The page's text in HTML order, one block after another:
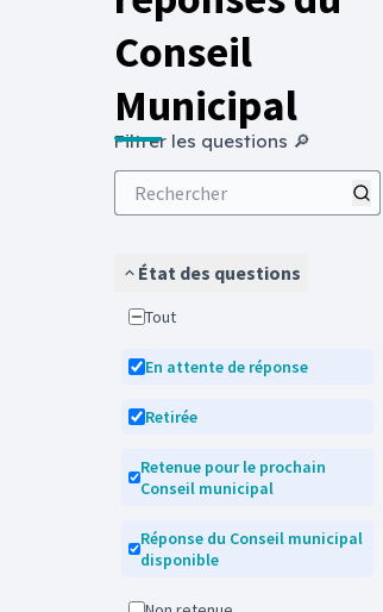
Conseil
Municipal
Filtrer les questions 🔎
État des questions
Tout
En attente de réponse
Retirée
Retenue pour le prochain
Conseil municipal
Réponse du Conseil municipal
disponible